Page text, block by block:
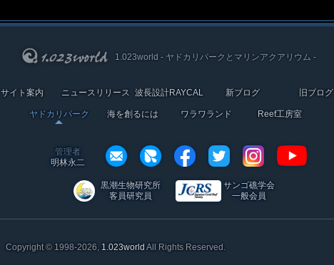
1.023world - ヤドカリパークとマリンアクアリウム -
サイト案内 ニュースリリース 波長設計RAYCAL 新ブログ 旧ブログ
ヤドカリパーク 海を創るには ワラワランド Reef工房室
管理者
明林永二
黒潮生物研究所
客員研究員
サンゴ礁学会
一般会員
Copyright © 1998-2026, 1.023world All Rights Reserved.